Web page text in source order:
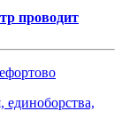
проводит